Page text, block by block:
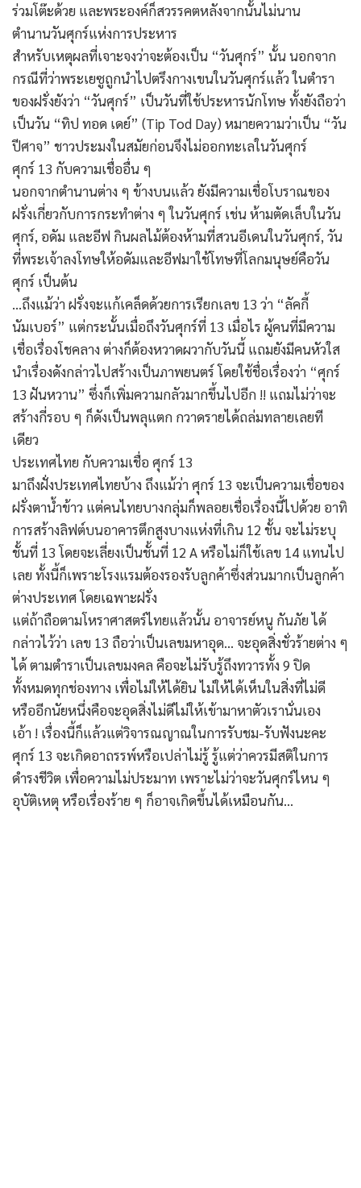
ร่วมโต๊ะด้วย และพระองค์ก็สวรรคตหลังจากนั้นไม่นาน
ตำนานวันศุกร์แห่งการประหาร
สำหรับเหตุผลที่เจาะจงว่าจะต้องเป็น “วันศุกร์” นั้น นอกจาก
กรณีที่ว่าพระเยซูถูกนำไปตรึงกางเขนในวันศุกร์แล้ว ในตำรา
ของฝรั่งยังว่า “วันศุกร์” เป็นวันที่ใช้ประหารนักโทษ ทั้งยังถือว่า
เป็นวัน “ทิป ทอด เดย์” (Tip Tod Day) หมายความว่าเป็น “วัน
ปีศาจ” ชาวประมงในสมัยก่อนจึงไม่ออกทะเลในวันศุกร์
ศุกร์ 13 กับความเชื่ออื่น ๆ
นอกจากตำนานต่าง ๆ ข้างบนแล้ว ยังมีความเชื่อโบราณของ
ฝรั่งเกี่ยวกับการกระทำต่าง ๆ ในวันศุกร์ เช่น ห้ามตัดเล็บในวัน
ศุกร์, อดัม และอีฟ กินผลไม้ต้องห้ามที่สวนอีเดนในวันศุกร์, วัน
ที่พระเจ้าลงโทษให้อดัมและอีฟมาใช้โทษที่โลกมนุษย์คือวัน
ศุกร์ เป็นต้น
…ถึงแม้ว่า ฝรั่งจะแก้เคล็ดด้วยการเรียกเลข 13 ว่า “ลัคกี้
นัมเบอร์” แต่กระนั้นเมื่อถึงวันศุกร์ที่ 13 เมื่อไร ผู้คนที่มีความ
เชื่อเรื่องโชคลาง ต่างก็ต้องหวาดผวากับวันนี้ แถมยังมีคนหัวใส
นำเรื่องดังกล่าวไปสร้างเป็นภาพยนตร์ โดยใช้ชื่อเรื่องว่า “ศุกร์
13 ฝันหวาน” ซึ่งก็เพิ่มความกลัวมากขึ้นไปอีก !! แถมไม่ว่าจะ
สร้างกี่รอบ ๆ ก็ดังเป็นพลุแตก กวาดรายได้ถล่มทลายเลยที
เดียว
ประเทศไทย กับความเชื่อ ศุกร์ 13
มาถึงฝั่งประเทศไทยบ้าง ถึงแม้ว่า ศุกร์ 13 จะเป็นความเชื่อของ
ฝรั่งตาน้ำข้าว แต่คนไทยบางกลุ่มก็พลอยเชื่อเรื่องนี้ไปด้วย อาทิ
การสร้างลิฟต์บนอาคารตึกสูงบางแห่งที่เกิน 12 ชั้น จะไม่ระบุ
ชั้นที่ 13 โดยจะเลี่ยงเป็นชั้นที่ 12 A หรือไม่ก็ใช้เลข 14 แทนไป
เลย ทั้งนี้ก็เพราะโรงแรมต้องรองรับลูกค้าซึ่งส่วนมากเป็นลูกค้า
ต่างประเทศ โดยเฉพาะฝรั่ง
แต่ถ้าถือตามโหราศาสตร์ไทยแล้วนั้น อาจารย์หนู กันภัย ได้
กล่าวไว้ว่า เลข 13 ถือว่าเป็นเลขมหาอุด… จะอุดสิ่งชั่วร้ายต่าง ๆ
ได้ ตามตำราเป็นเลขมงคล คือจะไม่รับรู้ถึงทวารทั้ง 9 ปิด
ทั้งหมดทุกช่องทาง เพื่อไม่ให้ได้ยิน ไม่ให้ได้เห็นในสิ่งที่ไม่ดี
หรืออีกนัยหนึ่งคือจะอุดสิ่งไม่ดีไม่ให้เข้ามาหาตัวเรานั่นเอง
เอ้า ! เรื่องนี้ก็แล้วแต่วิจารณญาณในการรับชม-รับฟังนะคะ
ศุกร์ 13 จะเกิดอาถรรพ์หรือเปล่าไม่รู้ รู้แต่ว่าควรมีสติในการ
ดำรงชีวิต เพื่อความไม่ประมาท เพราะไม่ว่าจะวันศุกร์ไหน ๆ
อุบัติเหตุ หรือเรื่องร้าย ๆ ก็อาจเกิดขึ้นได้เหมือนกัน…